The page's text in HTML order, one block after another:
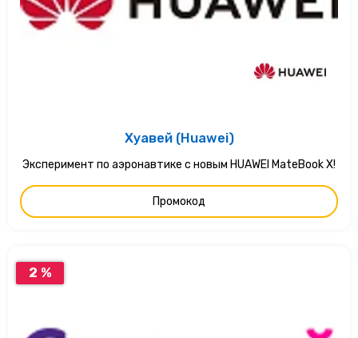
Хуавей (Huawei)
Эксперимент по аэронавтике с новым HUAWEI MateBook X!
Промокод
2 %